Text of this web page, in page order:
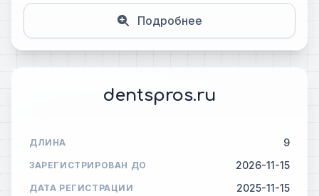
Подробнее
dentspros.ru
ДЛИНА 9
ЗАРЕГИСТРИРОВАН ДО 2026-11-15
ДАТА РЕГИСТРАЦИИ 2025-11-15